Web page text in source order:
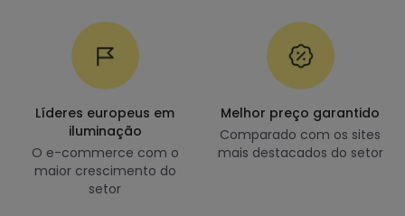
Líderes europeus em
iluminação
O e-commerce com o
maior crescimento do
setor
Melhor preço garantido
Comparado com os sites
mais destacados do setor